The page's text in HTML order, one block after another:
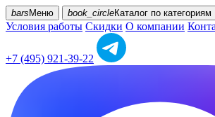
bars Меню book_circleКаталог по категориям
Условия работы Скидки О компании
+7 (495) 921-39-22